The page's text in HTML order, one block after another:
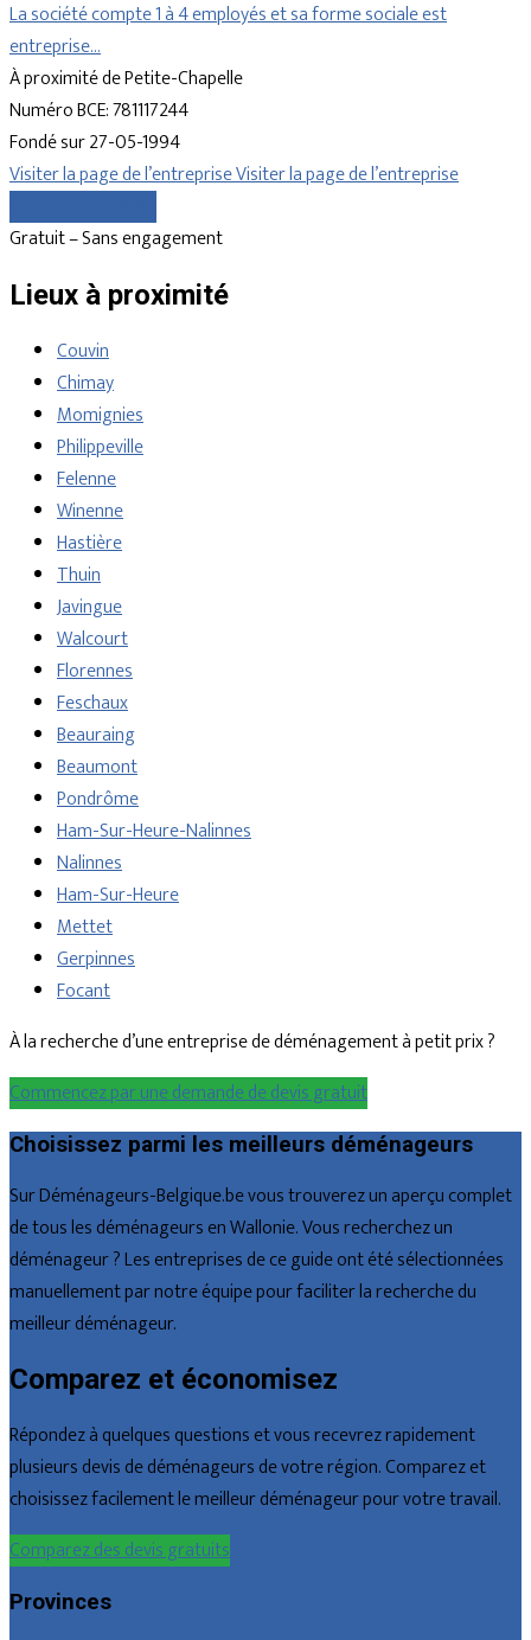
La société compte 1 à 4 employés et sa forme sociale est
entreprise…
À proximité de Petite-Chapelle
Numéro BCE: 781117244
Fondé sur 27-05-1994
Visiter la page de l’entrepriseVisiter la page de l’entreprise
Gratuit – Sans engagement
Lieux à proximité
Couvin
Chimay
Momignies
Philippeville
Felenne
Winenne
Hastière
Thuin
Javingue
Walcourt
Florennes
Feschaux
Beauraing
Beaumont
Pondrôme
Ham-Sur-Heure-Nalinnes
Nalinnes
Ham-Sur-Heure
Mettet
Gerpinnes
Focant
À la recherche d’une entreprise de déménagement à petit prix ?
Commencez par une demande de devis gratuit
Choisissez parmi les meilleurs déménageurs
Sur Déménageurs-Belgique.be vous trouverez un aperçu complet
de tous les déménageurs en Wallonie. Vous recherchez un
déménageur ? Les entreprises de ce guide ont été sélectionnées
manuellement par notre équipe pour faciliter la recherche du
meilleur déménageur.
Comparez et économisez
Répondez à quelques questions et vous recevrez rapidement
plusieurs devis de déménageurs de votre région. Comparez et
choisissez facilement le meilleur déménageur pour votre travail.
Comparez des devis gratuits
Provinces